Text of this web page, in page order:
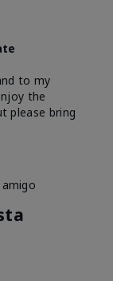
to my
the
please bring